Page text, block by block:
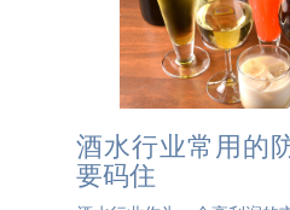
酒水行业常用的
要码住